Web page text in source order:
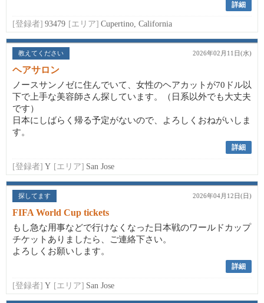
詳細
[登録者] 93479 [エリア] Cupertino, California
教えてください 2026年02月11日(水)
ヘアサロン
ノースサンノゼに住んでいて、女性のヘアカットが70ドル以
下で上手な美容師さん探しています。（日系以外でも大丈夫
です）
日本にしばらく帰る予定がないので、よろしくおねがいしま
す。
詳細
[登録者] Y [エリア] San Jose
探してます 2026年04月12日(日)
FIFA World Cup tickets
もし急な用事などで行けなくなった日本戦のワールドカップ
チケットありましたら、ご連絡下さい。
よろしくお願いします。
詳細
[登録者] Y [エリア] San Jose